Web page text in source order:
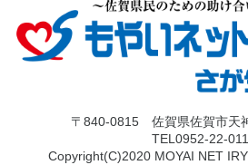
〒840-0815 佐賀県佐賀市天
TEL0952-22-
Copyright(C)2020 MOYAI NET